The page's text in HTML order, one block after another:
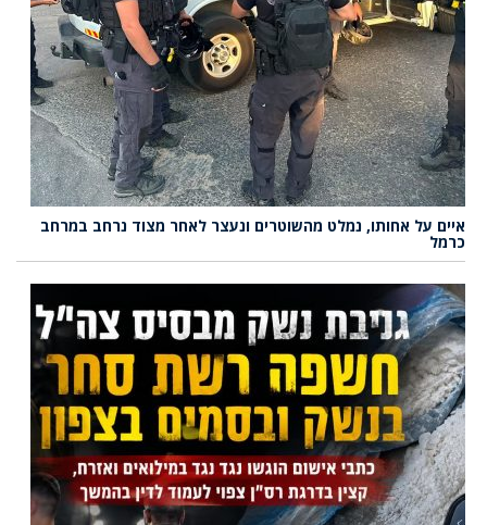
איים על אחותו, נמלט מהשוטרים ונעצר לאחר מצוד נרחב במרחב
כרמל